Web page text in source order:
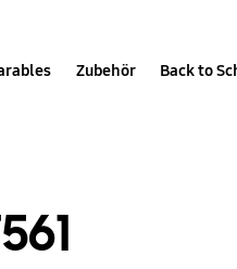
Zubehör Back to